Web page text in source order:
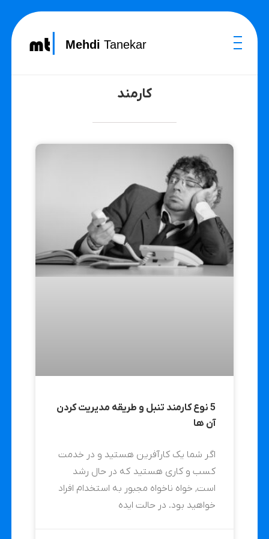
MehdiTanekar
کارمند
5 نوع کارمند تنبل و طریقه مدیریت کردن
آن ها
اگر شما یک کارآفرین هستید و در خدمت
کسب و کاری هستید که در حال رشد
است٬ خواه ناخواه مجبور به استخدام افراد
خواهید بود. در حالت ایده